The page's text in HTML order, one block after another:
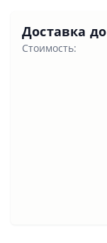
Доставка до
Стоимость: